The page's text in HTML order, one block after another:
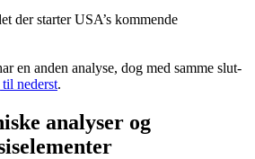
der starter USA’s kommende
en anden analyse, dog med samme slut-
nederst.
analyser og